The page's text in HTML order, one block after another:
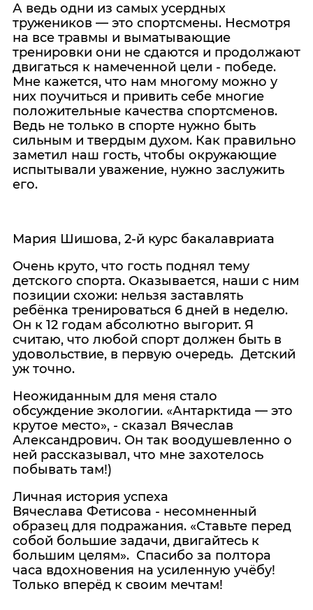
А ведь одни из самых усердных
тружеников — это спортсмены. Несмотря
на все травмы и выматывающие
тренировки они не сдаются и продолжают
двигаться к намеченной цели - победе.
Мне кажется, что нам многому можно у
них поучиться и привить себе многие
положительные качества спортсменов.
Ведь не только в спорте нужно быть
сильным и твердым духом. Как правильно
заметил наш гость, чтобы окружающие
испытывали уважение, нужно заслужить
его.
Мария Шишова, 2-й курс бакалавриата
Очень круто, что гость поднял тему
детского спорта. Оказывается, наши с ним
позиции схожи: нельзя заставлять
ребёнка тренироваться 6 дней в неделю.
Он к 12 годам абсолютно выгорит. Я
считаю, что любой спорт должен быть в
удовольствие, в первую очередь. Детский
уж точно.
Неожиданным для меня стало
обсуждение экологии. «Антарктида — это
крутое место», - сказал Вячеслав
Александрович. Он так воодушевленно о
ней рассказывал, что мне захотелось
побывать там!)
Личная история успеха
Вячеслава Фетисова - несомненный
образец для подражания. «Ставьте перед
собой большие задачи, двигайтесь к
большим целям». Спасибо за полтора
часа вдохновения на усиленную учёбу!
Только вперёд к своим мечтам!